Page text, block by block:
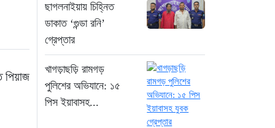
পিয়াজ
অপরাধ ট্রাইব্যুনালের বিচারক
জুলাই জাদুঘরে দলীয়
ইতিহাসের ঠাঁই হবে না: নাহিদ
ছাগলনাইয়ায় চিহ্নিত
ডাকাত ‘গুন্ডা রনি’
গ্রেপ্তার
খাগড়াছড়ি রামগড়
পুলিশের অভিযানে: ১৫
পিস ইয়াবাসহ...